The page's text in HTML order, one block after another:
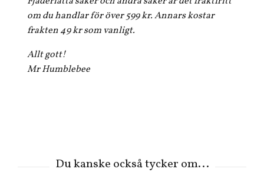
om du handlar för över 599 kr. Annars kostar
frakten 49 kr som vanligt.
Allt gott!
Mr Humblebee